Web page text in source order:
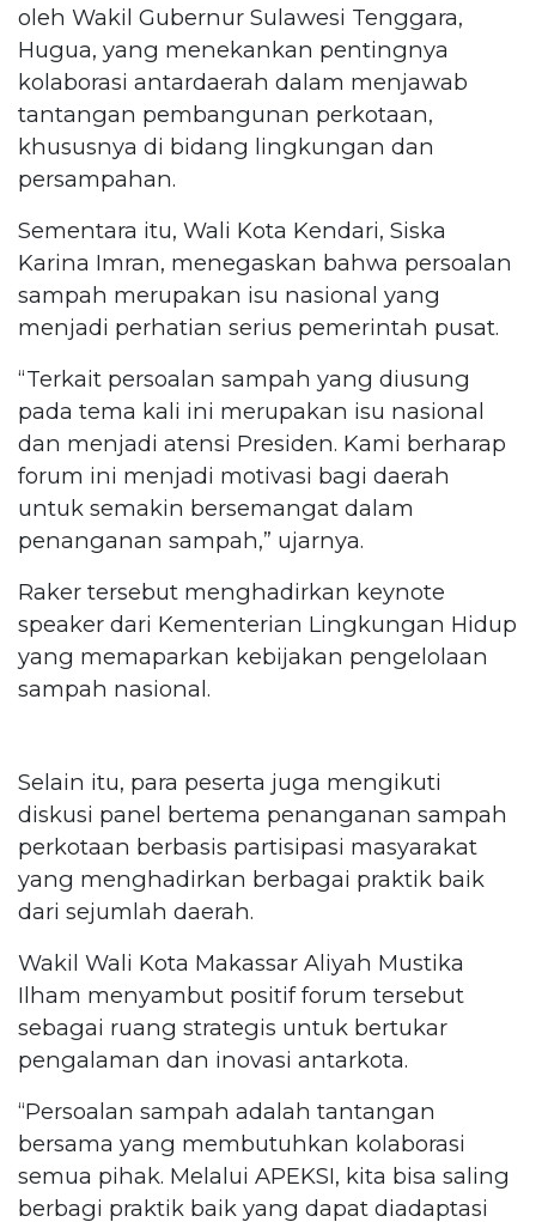
oleh Wakil Gubernur Sulawesi Tenggara,
Hugua, yang menekankan pentingnya
kolaborasi antardaerah dalam menjawab
tantangan pembangunan perkotaan,
khususnya di bidang lingkungan dan
persampahan.
Sementara itu, Wali Kota Kendari, Siska
Karina Imran, menegaskan bahwa persoalan
sampah merupakan isu nasional yang
menjadi perhatian serius pemerintah pusat.
“Terkait persoalan sampah yang diusung
pada tema kali ini merupakan isu nasional
dan menjadi atensi Presiden. Kami berharap
forum ini menjadi motivasi bagi daerah
untuk semakin bersemangat dalam
penanganan sampah,” ujarnya.
Raker tersebut menghadirkan keynote
speaker dari Kementerian Lingkungan Hidup
yang memaparkan kebijakan pengelolaan
sampah nasional.
Selain itu, para peserta juga mengikuti
diskusi panel bertema penanganan sampah
perkotaan berbasis partisipasi masyarakat
yang menghadirkan berbagai praktik baik
dari sejumlah daerah.
Wakil Wali Kota Makassar Aliyah Mustika
Ilham menyambut positif forum tersebut
sebagai ruang strategis untuk bertukar
pengalaman dan inovasi antarkota.
“Persoalan sampah adalah tantangan
bersama yang membutuhkan kolaborasi
semua pihak. Melalui APEKSI, kita bisa saling
berbagi praktik baik yang dapat diadaptasi